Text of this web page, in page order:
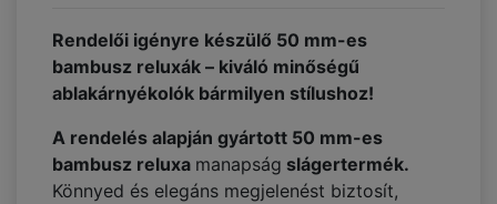
Rendelői igényre készülő 50 mm-es
bambusz reluxák – kiváló minőségű
ablakárnyékolók bármilyen stílushoz!
A rendelés alapján gyártott 50 mm-es
bambusz reluxa manapság slágertermék.
Könnyed és elegáns megjelenést biztosít,